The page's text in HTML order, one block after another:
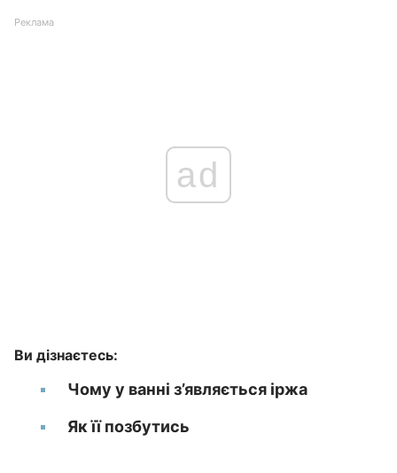
Реклама
ad
Ви дізнаєтесь:
Чому у ванні з’являється іржа
Як її позбутись